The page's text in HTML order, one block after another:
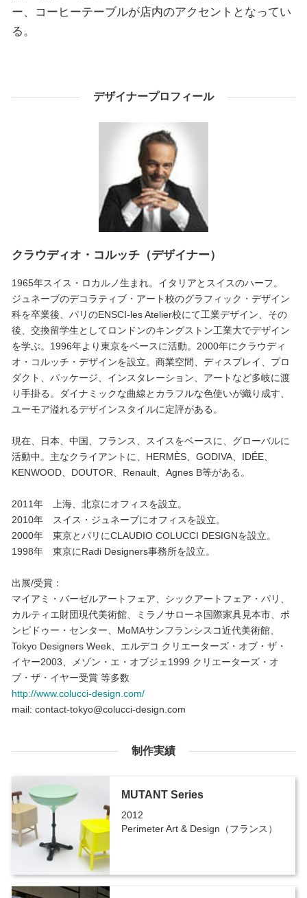
ー、コーヒーテーブルが店内のアクセントとなってい
る。
デザイナープロフィール
クラウディオ・コルッチ（デザイナー）
1965年スイス・ロカルノ生まれ。イタリアとスイスのハーフ。
ジュネーブのデコラティブ・アート校のグラフィック・デザイン
科を卒業後、パリのENSCI-les Atelier校にて工業デザイン、その
後、交換留学生としてロンドンのキングストン工業大でデザイン
を学ぶ。1996年より東京をベースに活動。2000年にクラウディ
オ・コルッチ・デザインを設立。商業空間、ディスプレイ、プロ
ダクト、パッケージ、インスタレーション、アートなど多岐に渡
り手掛る。ダイナミックな曲線とカラフルな色使いが織り成す、
ユーモア溢れるデザインスタイルに定評がある。
現在、日本、中国、フランス、スイスをベースに、グローバルに
活動中。主なクライアントに、HERMÈS、GODIVA、IDÉE、
KENWOOD、DOUTOR、Renault、Agnes B等がある。
2011年 上海、北京にオフィスを設立。
2010年 スイス・ジュネーブにオフィスを設立。
2000年 東京とパリにCLAUDIO COLUCCI DESIGNを設立。
1998年 東京にRadi Designers事務所を設立。
出展/受賞：
マイアミ・バーゼルアートフェア、シックアートフェア・パリ、
カルティエ財団現代美術館、ミラノサローネ国際家具見本市、ポ
ンピドゥー・センター、MoMAサンフランシスコ近代美術館、
Tokyo Designers Week、エルデコ クリエーターズ・オブ・ザ・
イヤー2003、メゾン・エ・オブジェ1999 クリエーターズ・オ
ブ・ザ・イヤー受賞 等多数
http://www.colucci-design.com/
mail: contact-tokyo@colucci-design.com
制作実績
MUTANT Series
2012
Perimeter Art & Design（フランス）